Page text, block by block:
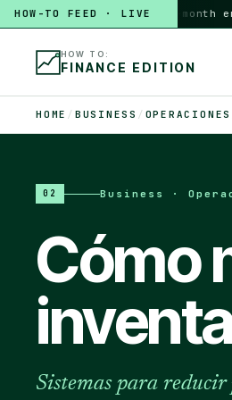
HOW-TO FEED · LIVE
HOW TO build a 3-month
HOW TO:
FINANCE EDITION
HOME / BUSINESS / OPERACIONES
02 Business ·
Cómo
Sistemas para reducir